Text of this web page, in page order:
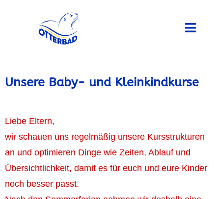
Unsere Baby- und Kleinkindkurse
Liebe Eltern,
wir schauen uns regelmäßig unsere Kursstrukturen
an und optimieren Dinge wie Zeiten, Ablauf und
Übersichtlichkeit, damit es für euch und eure Kinder
noch besser passt.